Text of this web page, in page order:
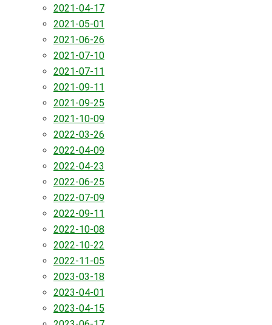
2021-04-17
2021-05-01
2021-06-26
2021-07-10
2021-07-11
2021-09-11
2021-09-25
2021-10-09
2022-03-26
2022-04-09
2022-04-23
2022-06-25
2022-07-09
2022-09-11
2022-10-08
2022-10-22
2022-11-05
2023-03-18
2023-04-01
2023-04-15